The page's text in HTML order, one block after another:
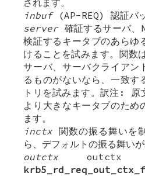
inbuf(AP-REQ) 認証バッ
server確証するサーバ、
検証するキータブのあらゆ
けることを試みます。関数
サーバ、サーバクライアン
るものがないなら、一致す
トリを試みます。訳注: 原
より大きなキータブのため
ます。
inctx 関数の振る舞いを
ら、デフォルトの振る舞いが
outctx outctx